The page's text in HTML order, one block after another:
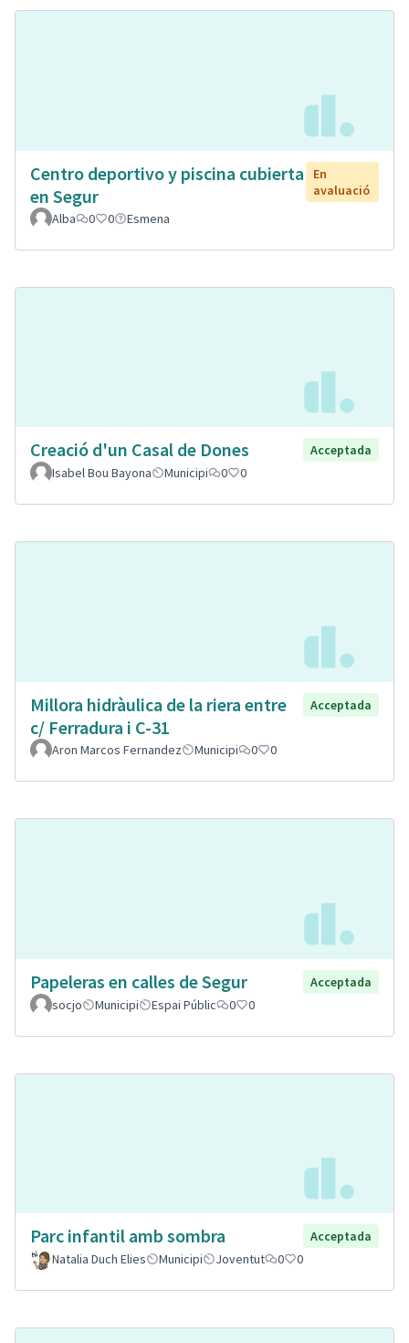
Centro deportivo y piscina cubierta
en Segur
En
avaluació
Alba
0 0 Esmena
Creació d'un Casal de Dones
Acceptada
Isabel Bou Bayona
Municipi 0 0
Millora hidràulica de la riera entre
c/ Ferradura i C-31
Acceptada
Aron Marcos Fernandez Municipi 0 0
Papeleras en calles de Segur
Acceptada
socjo
Municipi Espai Públic 0 0
Parc infantil amb sombra
Acceptada
Natalia Duch Elies
Municipi Joventut 0 0